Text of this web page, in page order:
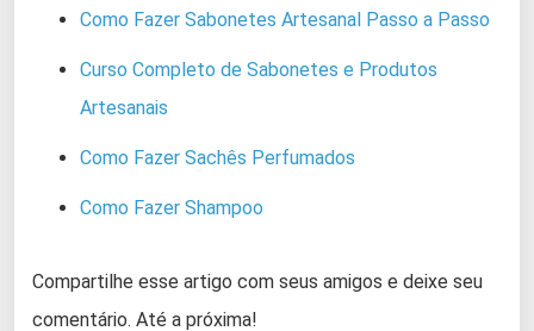
Como Fazer Sabonetes Artesanal Passo a Passo
Curso Completo de Sabonetes e Produtos
Artesanais
Como Fazer Sachês Perfumados
Como Fazer Shampoo
Compartilhe esse artigo com seus amigos e deixe seu
comentário. Até a próxima!